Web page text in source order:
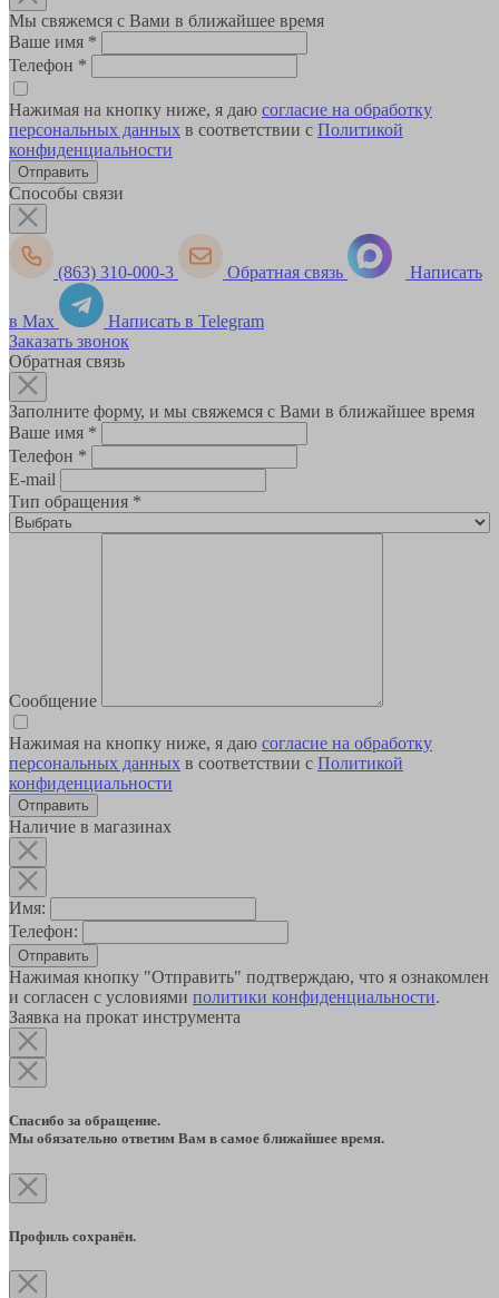
Мы свяжемся с Вами в ближайшее время
Ваше имя *
Телефон *
Нажимая на кнопку ниже, я даю согласие на обработку
персональных данных в соответствии с Политикой
конфиденциальности
Способы связи
(863) 310-000-3 Обратная связь Написать
в Max
Написать в Telegram
Заказать звонок
Обратная связь
Заполните форму, и мы свяжемся с Вами в ближайшее время
Ваше имя *
Телефон *
E-mail
Тип обращения *
Сообщение
Нажимая на кнопку ниже, я даю согласие на обработку
персональных данных в соответствии с Политикой
конфиденциальности
Наличие в магазинах
Имя:
Телефон:
Отправить
Нажимая кнопку "Отправить" подтверждаю, что я ознакомлен
и согласен с условиями политики конфиденциальности.
Заявка на прокат инструмента
Спасибо за обращение.
Мы обязательно ответим Вам в самое ближайшее время.
Профиль сохранён.